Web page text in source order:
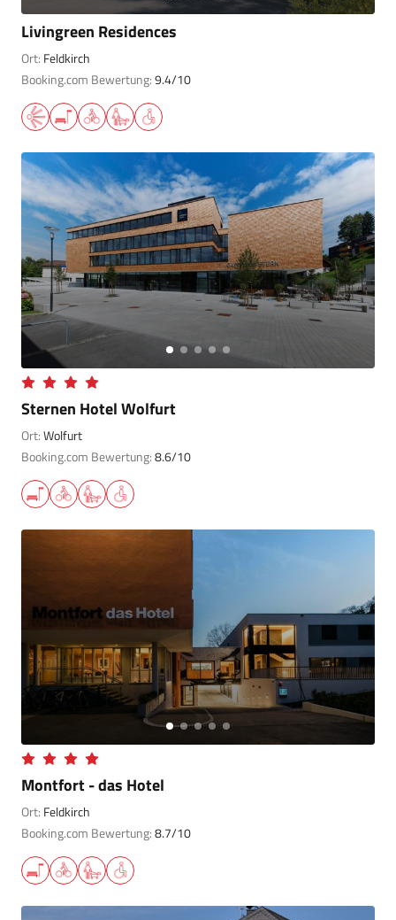
Livingreen Residences
Ort: Feldkirch
Booking.com Bewertung:9.4/10
Sternen Hotel Wolfurt
Ort:Wolfurt
Booking.com Bewertung:8.6/10
Montfort - das Hotel
Ort: Feldkirch
Booking.com Bewertung:8.7/10